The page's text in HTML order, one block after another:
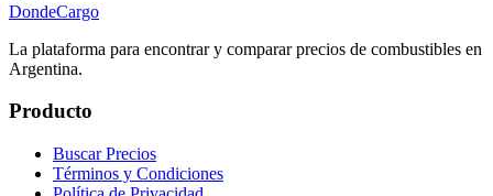
DondeCargo
La plataforma para encontrar y comparar precios de combustibles en
Argentina.
Producto
Buscar Precios
Términos y Condiciones